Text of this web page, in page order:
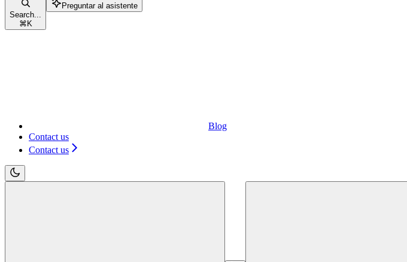
Search...
⌘ K
Preguntar al asistente
Blog
Contact us
Contact us